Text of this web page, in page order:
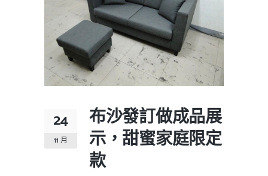
24
11 月
布沙發訂做成品展
示，甜蜜家庭限定
款